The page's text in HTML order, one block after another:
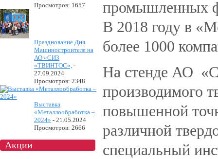
Просмотров: 1657
Празднование Дня
Машиностроителя на
АО «СИЗ
«ТВИНТОС», -
27.09.2024
Просмотров: 2348
Выставка
«Металлообработка –
2024» - 21.05.2024
Просмотров: 2666
Акции
промышленных
В 2018 году в
более 1000
На стенде АО
производимого
повышенной
различной
специальный